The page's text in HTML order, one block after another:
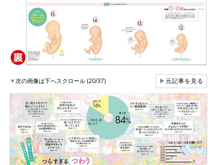
▼次の画像は下へスクロール (20/37) ▶元記事を見る